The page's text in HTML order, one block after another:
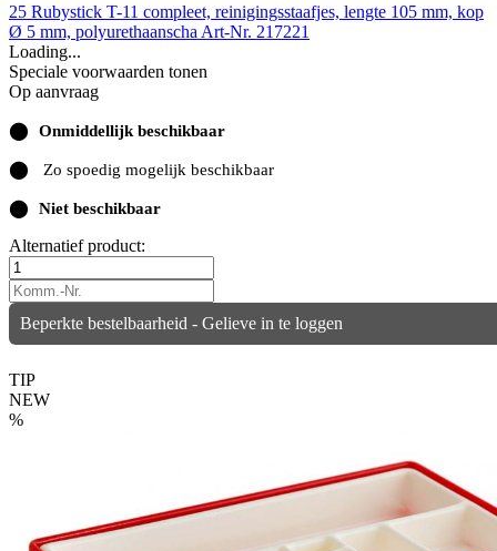
25 Rubystick T-11 compleet, reinigingsstaafjes, lengte 105 mm, kop
Ø 5 mm, polyurethaanscha Art-Nr. 217221
Loading...
Speciale voorwaarden tonen
Op aanvraag
⬤ Onmiddellijk beschikbaar
⬤ Zo spoedig mogelijk beschikbaar
⬤ Niet beschikbaar
Alternatief product:
Beperkte bestelbaarheid - Gelieve in te loggen
TIP
NEW
%